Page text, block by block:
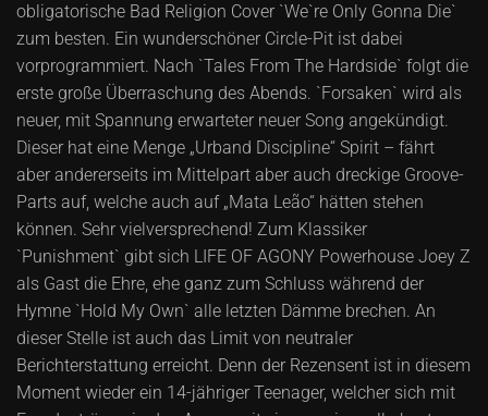
obligatorische Bad Religion Cover `We`re Only Gonna Die`
zum besten. Ein wunderschöner Circle-Pit ist dabei
vorprogrammiert. Nach `Tales From The Hardside` folgt die
erste große Überraschung des Abends. `Forsaken` wird als
neuer, mit Spannung erwarteter neuer Song angekündigt.
Dieser hat eine Menge „Urband Discipline“ Spirit – fährt
aber andererseits im Mittelpart aber auch dreckige Groove-
Parts auf, welche auch auf „Mata Leão“ hätten stehen
können. Sehr vielversprechend! Zum Klassiker
`Punishment` gibt sich LIFE OF AGONY Powerhouse Joey Z
als Gast die Ehre, ehe ganz zum Schluss während der
Hymne `Hold My Own` alle letzten Dämme brechen. An
dieser Stelle ist auch das Limit von neutraler
Berichterstattung erreicht. Denn der Rezensent ist in diesem
Moment wieder ein 14-jähriger Teenager, welcher sich mit